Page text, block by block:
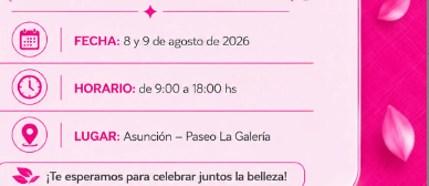
Champaña, fresa, naranja sanguina y rosa
Ver todas las especificaciones